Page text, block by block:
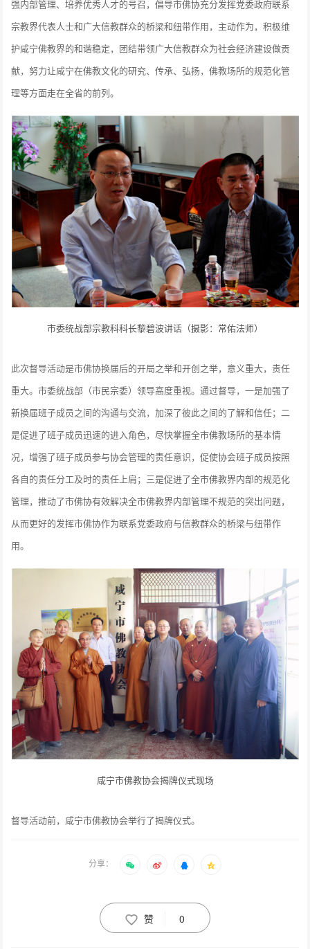
强内部管理、培养优秀人才的号召，倡导市佛协充分发挥党委政府联系
宗教界代表人士和广大信教群众的桥梁和纽带作用，主动作为，积极维
护咸宁佛教界的和谐稳定，团结带领广大信教群众为社会经济建设做贡
献，努力让咸宁在佛教文化的研究、传承、弘扬，佛教场所的规范化管
理等方面走在全省的前列。
市委统战部宗教科科长黎碧波讲话（摄影：常佑法师）
此次督导活动是市佛协换届后的开局之举和开创之举，意义重大，责任
重大。市委统战部（市民宗委）领导高度重视。通过督导，一是加强了
新换届班子成员之间的沟通与交流，加深了彼此之间的了解和信任；二
是促进了班子成员迅速的进入角色，尽快掌握全市佛教场所的基本情
况，增强了班子成员参与协会管理的责任意识，促使协会班子成员按照
各自的责任分工及时的责任上肩；三是促进了全市佛教界内部的规范化
管理，推动了市佛协有效解决全市佛教界内部管理不规范的突出问题，
从而更好的发挥市佛协作为联系党委政府与信教群众的桥梁与纽带作
用。
咸宁市佛教协会揭牌仪式现场
督导活动前，咸宁市佛教协会举行了揭牌仪式。
分享：
赞 0